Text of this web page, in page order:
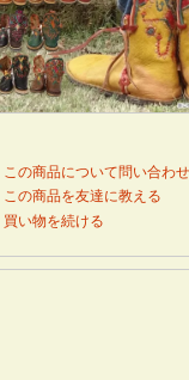
この商品について問い合わ
この商品を友達に教える
買い物を続ける